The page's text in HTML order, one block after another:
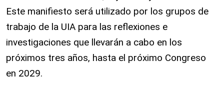
Este manifiesto será utilizado por los grupos de
trabajo de la UIA para las reflexiones e
investigaciones que llevarán a cabo en los
próximos tres años, hasta el próximo Congreso
en 2029.